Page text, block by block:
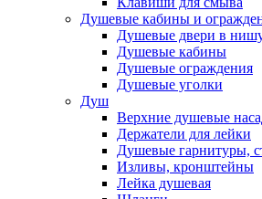
Душевые кабины и
Душевые двери в
Душевые кабины
Душевые ограждения
Душевые уголки
Душ
Верхние душевые
Держатели для лейки
Душевые гарнитуры,
Изливы, кронштейны
Лейка душевая